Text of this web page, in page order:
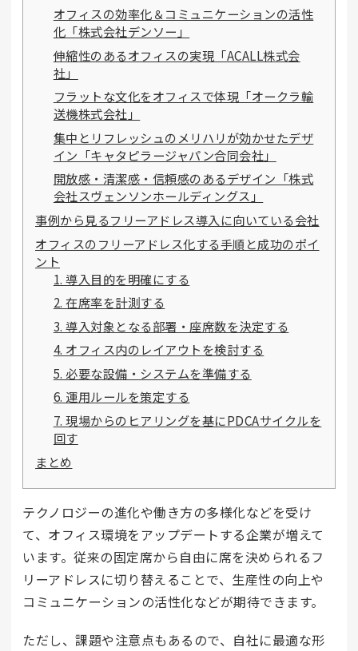
オフィスの効率化＆コミュニケーションの活性
化「株式会社デンソー」
伸縮性のあるオフィスの実現「ACALL株式会
社」
フラットな文化をオフィスで体現「オークラ輸
送機株式会社」
集中とリフレッシュのメリハリが効かせたデザ
イン「キャタピラージャパン合同会社」
開放感・清潔感・信頼感のあるデザイン「株式
会社スヴェンソンホールディングス」
事例から見るフリーアドレス導入に向いている会社
オフィスのフリーアドレス化する手順と成功のポイ
ント
1. 導入目的を明確にする
2. 在席率を計測する
3. 導入対象となる部署・座席数を決定する
4. オフィス内のレイアウトを検討する
5. 必要な設備・システムを準備する
6. 運用ルールを策定する
7. 現場からのヒアリングを基にPDCAサイクルを
回す
まとめ
テクノロジーの進化や働き方の多様化などを受け
て、オフィス環境をアップデートする企業が増えて
います。従来の固定席から自由に席を決められるフ
リーアドレスに切り替えることで、生産性の向上や
コミュニケーションの活性化などが期待できます。
ただし、課題や注意点もあるので、自社に最適な形